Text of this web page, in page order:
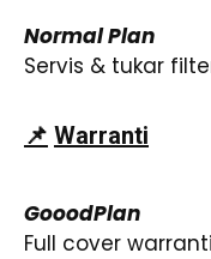
Normal Plan
Servis & tukar
📌 Warranti
GooodPlan
Full cover